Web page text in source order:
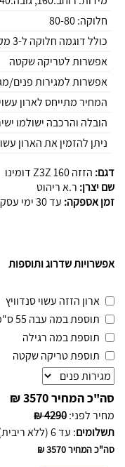
חלוקה: 80-80
כולל דוגמה חלוקה ל-3 מקט Z3Z
אפשרות לטריקה שקטה
אפשרות למגירות פנים/
המחיר מתייחס לארון עשוי MDF ללא הובלה והרכבה
הובלה והרכבה ישולמו
ניתן להזמין את הארון
דגם: הזזה 160 Z3Z דומינו
שם יצרן: ר.א ריהוט
זמן אספקה: עד 30 ימי עסקים
אפשרויות שדרוג ותוספות
ארון הזזה עשוי סנדוויץ
תוספת במה עבה 55 ס"מ
תוספת במה רגילה
תוספת טריקה שקטה
סה"כ המחיר3570 ₪
מחיר לפני:
4290 ₪
תשלומים: עד 6 (ללא ריבית)
סה"כ המחיר3570 ₪